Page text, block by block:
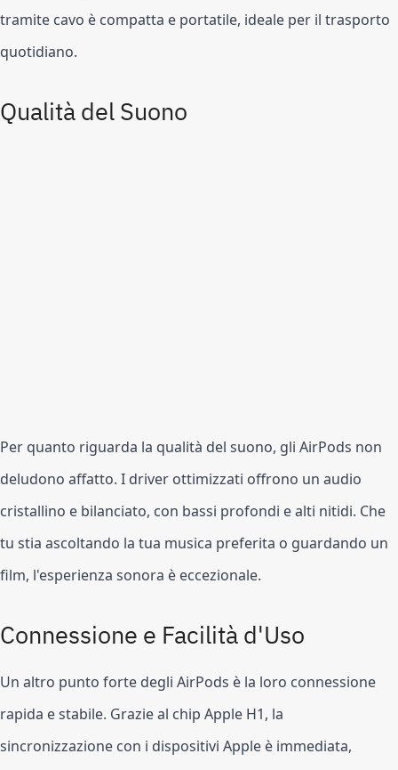
tramite cavo è compatta e portatile, ideale per il trasporto
quotidiano.
Qualità del Suono
Per quanto riguarda la qualità del suono, gli AirPods non
deludono affatto. I driver ottimizzati offrono un audio
cristallino e bilanciato, con bassi profondi e alti nitidi. Che
tu stia ascoltando la tua musica preferita o guardando un
film, l'esperienza sonora è eccezionale.
Connessione e Facilità d'Uso
Un altro punto forte degli AirPods è la loro connessione
rapida e stabile. Grazie al chip Apple H1, la
sincronizzazione con i dispositivi Apple è immediata,